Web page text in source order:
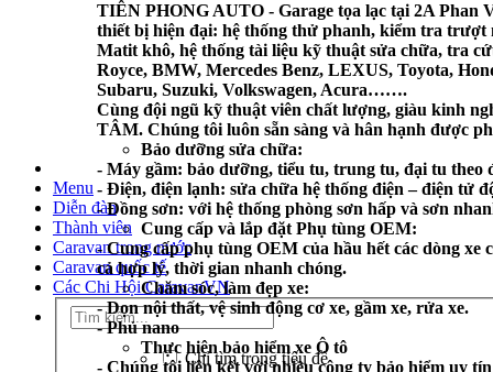
Menu
Diễn đàn
Thành viên
Caravan trong nước
Caravan quốc tế
Các Chi Hội CaravanVN
Chỉ tìm trong tiêu đề
TIÊN PHONG AUTO - Garage tọa lạc tại 2A Phan
thiết bị hiện đại: hệ thống thử phanh, kiểm tra trượt
Matit khô, hệ thống tài liệu kỹ thuật sửa chữa, tra
Royce, BMW, Mercedes Benz, LEXUS, Toyota,
Subaru, Suzuki, Volkswagen, Acura…….
Cùng đội ngũ kỹ thuật viên chất lượng, giàu kinh
TÂM. Chúng tôi luôn sẵn sàng và hân hạnh được
Bảo dưỡng sửa chữa:
- Máy gầm: bảo dưỡng, tiểu tu, trung tu, đại tu theo
- Điện, điện lạnh: sửa chữa hệ thống điện – điện tử
- Đồng sơn: với hệ thống phòng sơn hấp và sơn
Cung cấp và lắp đặt Phụ tùng OEM:
- Cung cấp phụ tùng OEM của hầu hết các dòng xe
cả hợp lý, thời gian nhanh chóng.
Chăm sóc, làm đẹp xe:
- Dọn nội thất, vệ sinh động cơ xe, gầm xe, rửa xe.
- Phủ nano
Thực hiện bảo hiểm xe Ô tô
- Chúng tôi liên kết với nhiều công ty bảo hiểm uy